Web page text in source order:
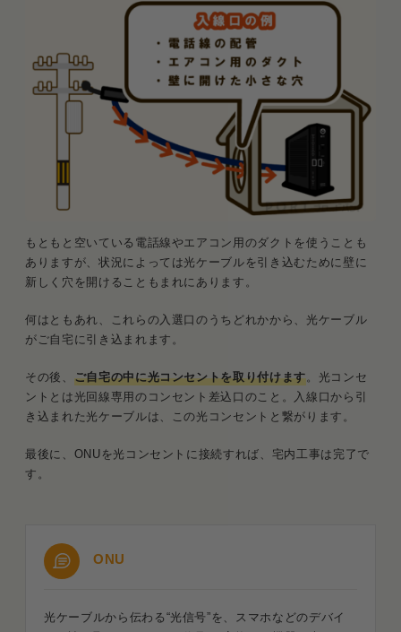
もともと空いている電話線やエアコン用のダクトを使うことも
ありますが、状況によっては光ケーブルを引き込むために壁に
新しく穴を開けることもまれにあります。
何はともあれ、これらの入選口のうちどれかから、光ケーブル
がご自宅に引き込まれます。
その後、 ご自宅の中に光コンセントを取り付けます。光コンセ
ントとは光回線専用のコンセント差込口のこと。入線口から引
き込まれた光ケーブルは、この光コンセントと繋がります。
最後に、ONUを光コンセントに接続すれば、宅内工事は完了で
す。
ONU
光ケーブルから伝わる“光信号”を、スマホなどのデバイ